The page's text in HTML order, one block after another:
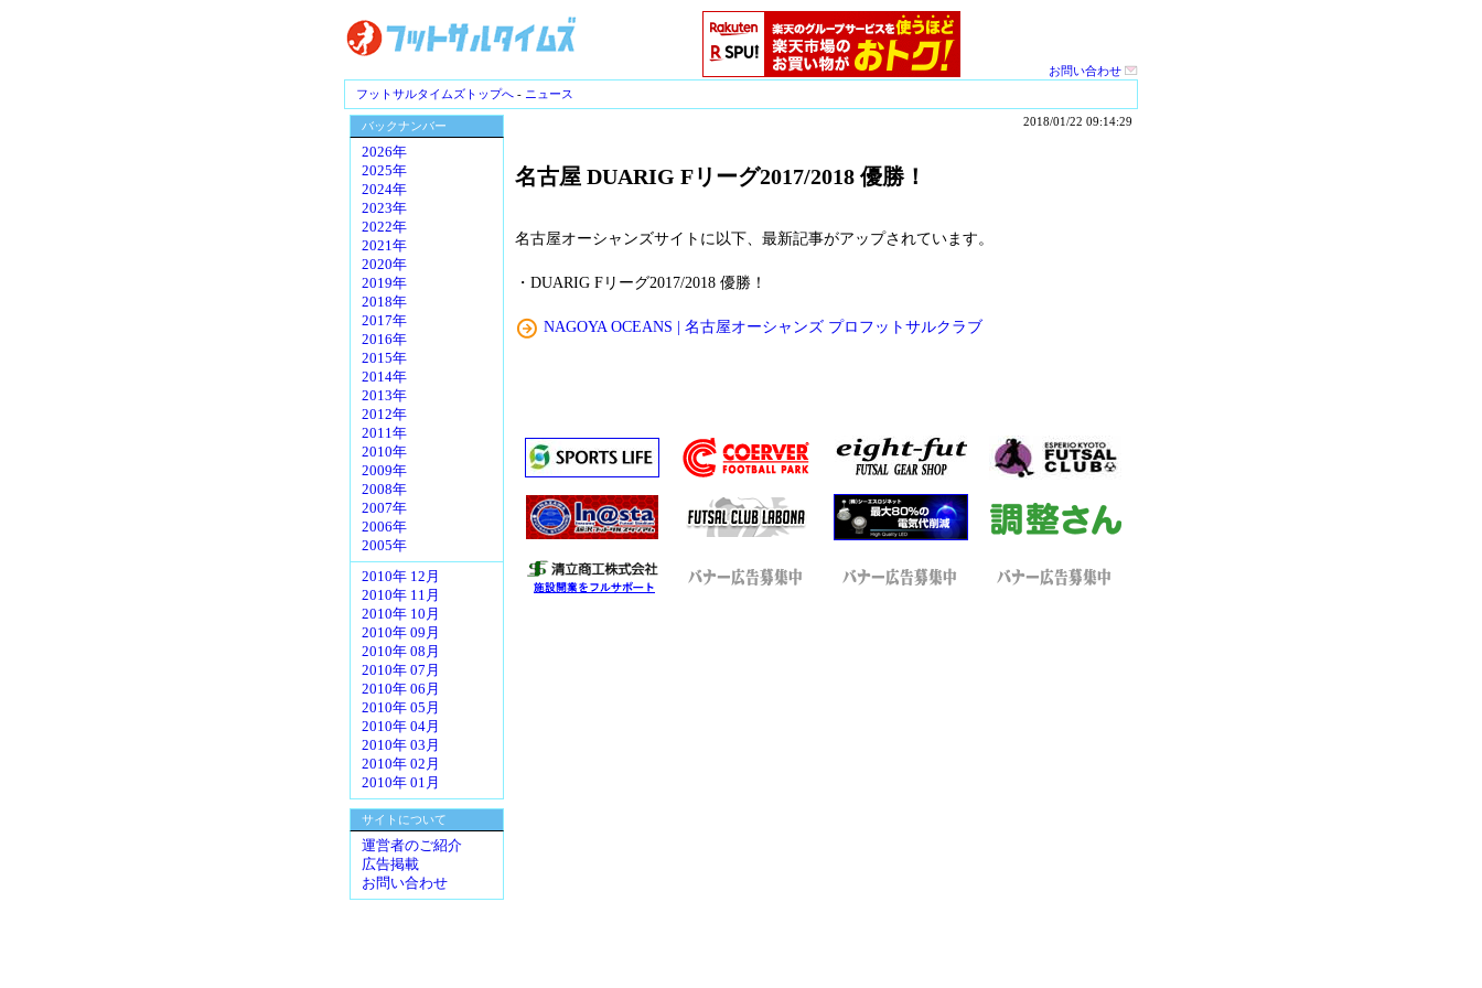
お問い合わせ
フットサルタイムズトップへ - ニュース
バックナンバー
2026年
2025年
2024年
2023年
2022年
2021年
2020年
2019年
2018年
2017年
2016年
2015年
2014年
2013年
2012年
2011年
2010年
2009年
2008年
2007年
2006年
2005年
2010年 12月
2010年 11月
2010年 10月
2010年 09月
2010年 08月
2010年 07月
2010年 06月
2010年 05月
2010年 04月
2010年 03月
2010年 02月
2010年 01月
サイトについて
運営者のご紹介
広告掲載
お問い合わせ
2018/01/22 09:14:29
名古屋 DUARIG Fリーグ2017/2018 優勝！
名古屋オーシャンズサイトに以下、最新記事がアップされています。
・DUARIG Fリーグ2017/2018 優勝！
NAGOYA OCEANS | 名古屋オーシャンズ プロフットサルクラブ